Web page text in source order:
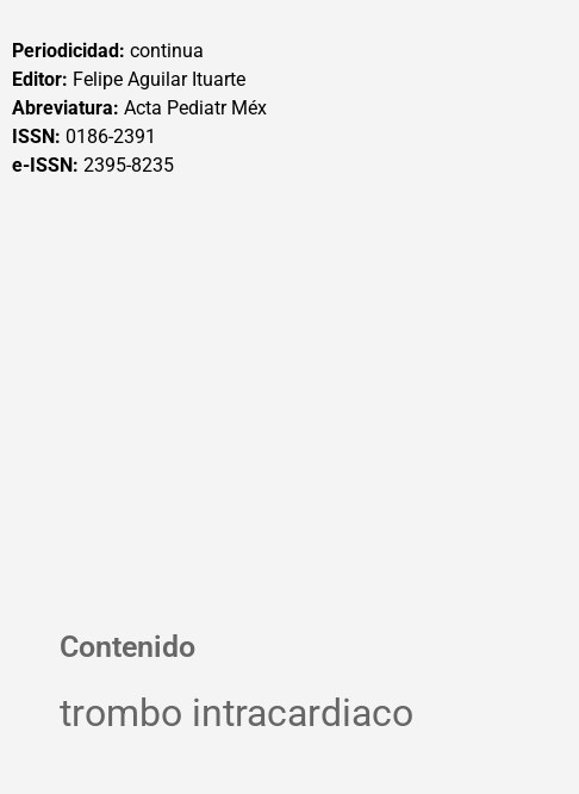
Periodicidad: continua
Editor: Felipe Aguilar Ituarte
Abreviatura: Acta Pediatr Méx
ISSN: 0186-2391
e-ISSN: 2395-8235
Contenido
trombo intracardiaco